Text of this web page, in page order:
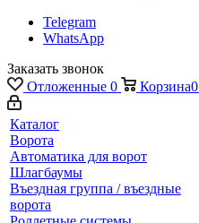
Telegram
WhatsApp
Заказать звонок
Отложенные 0 Корзина0
Каталог
Ворота
Автоматика для ворот
Шлагбаумы
Въездная группа / въездные
ворота